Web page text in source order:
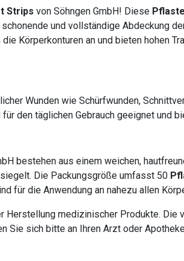
Strips von Söhngen GmbH! Diese
und vollständige Abdeckung
Körperkonturen an und bieten hohen
Wunden wie Schürfwunden,
für den täglichen Gebrauch geeignet und
bestehen aus einem weichen,
Die Packungsgröße umfasst 50
für die Anwendung an nahezu allen
Herstellung medizinischer Produkte. Die
Sie sich bitte an Ihren Arzt oder